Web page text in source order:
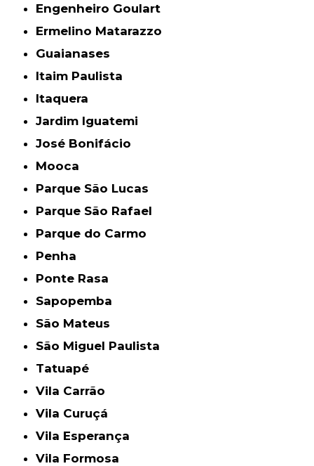
Engenheiro Goulart
Ermelino Matarazzo
Guaianases
Itaim Paulista
Itaquera
Jardim Iguatemi
José Bonifácio
Mooca
Parque São Lucas
Parque São Rafael
Parque do Carmo
Penha
Ponte Rasa
Sapopemba
São Mateus
São Miguel Paulista
Tatuapé
Vila Carrão
Vila Curuçá
Vila Esperança
Vila Formosa